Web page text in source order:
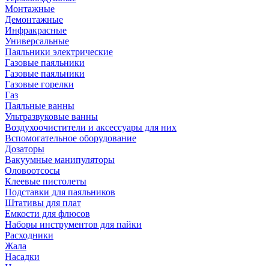
Монтажные
Демонтажные
Инфракрасные
Универсальные
Паяльники электрические
Газовые паяльники
Газовые паяльники
Газовые горелки
Газ
Паяльные ванны
Ультразвуковые ванны
Воздухоочистители и аксессуары для них
Вспомогательное оборудование
Дозаторы
Вакуумные манипуляторы
Оловоотсосы
Клеевые пистолеты
Подставки для паяльников
Штативы для плат
Емкости для флюсов
Наборы инструментов для пайки
Расходники
Жала
Насадки